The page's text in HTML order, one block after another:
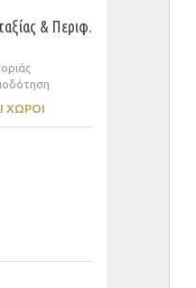
& Περιφ.
ΧΏΡΟΙ